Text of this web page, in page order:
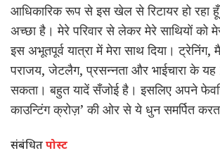
आधिकारिक रूप से इस खेल से रिटायर हो रहा
अच्छा है। मेरे परिवार से लेकर मेरे साथियों को
इस अभूतपूर्व यात्रा में मेरा साथ दिया।
पराजय, जेटलैग, प्रसन्नता और भाईचारा के यह
सकता। बहुत यादें सँजोई है। इसलिए अपने
काउन्टिंग क्रोज़’ की ओर से ये धुन समर्पित
संबंधितपोस्ट